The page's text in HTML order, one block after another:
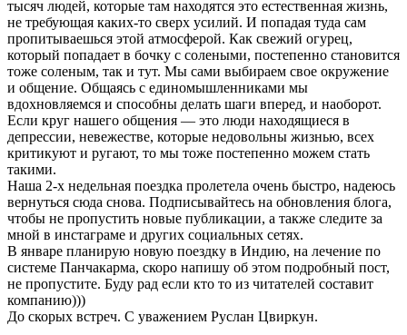
тысяч людей, которые там находятся это естественная жизнь,
не требующая каких-то сверх усилий. И попадая туда сам
пропитываешься этой атмосферой. Как свежий огурец,
который попадает в бочку с солеными, постепенно становится
тоже соленым, так и тут. Мы сами выбираем свое окружение
и общение. Общаясь с единомышленниками мы
вдохновляемся и способны делать шаги вперед, и наоборот.
Если круг нашего общения — это люди находящиеся в
депрессии, невежестве, которые недовольны жизнью, всех
критикуют и ругают, то мы тоже постепенно можем стать
такими.
Наша 2-х недельная поездка пролетела очень быстро, надеюсь
вернуться сюда снова. Подписывайтесь на обновления блога,
чтобы не пропустить новые публикации, а также следите за
мной в инстаграме и других социальных сетях.
В январе планирую новую поездку в Индию, на лечение по
системе Панчакарма, скоро напишу об этом подробный пост,
не пропустите. Буду рад если кто то из читателей составит
компанию)))
До скорых встреч. С уважением Руслан Цвиркун.